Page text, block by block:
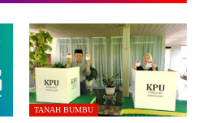
TANAH BUMBU